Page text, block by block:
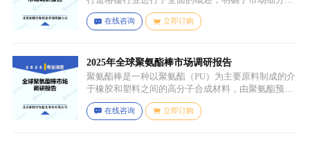
应用场景。通过对细分产品的定义与特点进行深入分
析，我们揭示了关键应用场景及其客群洞察。
在线咨询 立即订购
2025年全球聚氨酯棒市场调研报告
聚氨酯棒是一种以聚氨酯（PU）为主要原料制成的介
于橡胶和塑料之间的高分子合成材料，由聚氨酯预聚
体、扩链剂、低分子量多元醇、助剂等组成，其中，
预聚体是基础原料，决定了聚氨酯棒的基本性能，扩
在线咨询 立即订购